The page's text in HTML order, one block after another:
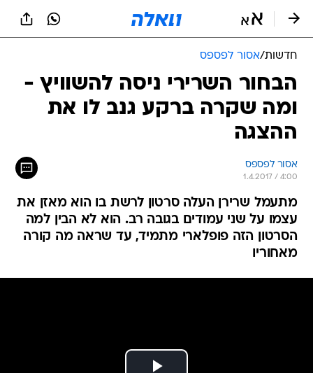
חדשות/אסור לפספס
הבחור השרירי ניסה להשוויץ -
ומה שקרה ברקע גנב לו את
ההצגה
אסור לפספס
1.4.2017 / 4:00
מתעמל שרירן העלה סרטון לרשת בו הוא מאזן את
עצמו על שני עמודים בגובה רב. הוא לא הבין למה
הסרטון הזה פופלארי מתמיד, עד שראה מה קורה
מאחוריו